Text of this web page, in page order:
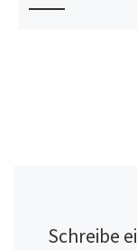
Schreibe